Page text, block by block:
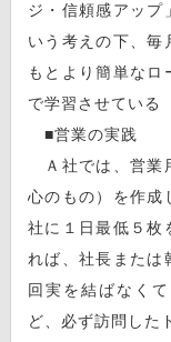
ジ・信頼感アッ
いう考えの下、毎
もとより簡単なロ
で学習させている
■営業の実践
Ａ社では、営業
心のもの）を作成
社に１日最低５枚
れば、社長または
回実を結ばなく
ど、必ず訪問した